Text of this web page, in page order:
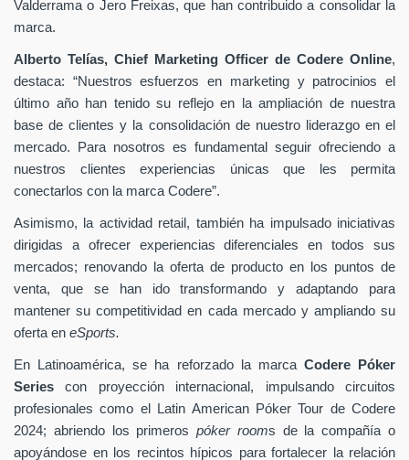
Valderrama o Jero Freixas, que han contribuido a consolidar la
marca.
Alberto Telías, Chief Marketing Officer de Codere Online,
destaca: “Nuestros esfuerzos en marketing y patrocinios el
último año han tenido su reflejo en la ampliación de nuestra
base de clientes y la consolidación de nuestro liderazgo en el
mercado. Para nosotros es fundamental seguir ofreciendo a
nuestros clientes experiencias únicas que les permita
conectarlos con la marca Codere”.
Asimismo, la actividad retail, también ha impulsado iniciativas
dirigidas a ofrecer experiencias diferenciales en todos sus
mercados; renovando la oferta de producto en los puntos de
venta, que se han ido transformando y adaptando para
mantener su competitividad en cada mercado y ampliando su
oferta en eSports.
En Latinoamérica, se ha reforzado la marca Codere Póker
Series con proyección internacional, impulsando circuitos
profesionales como el Latin American Póker Tour de Codere
2024; abriendo los primerospóker rooms de la compañía o
apoyándose en los recintos hípicos para fortalecer la relación